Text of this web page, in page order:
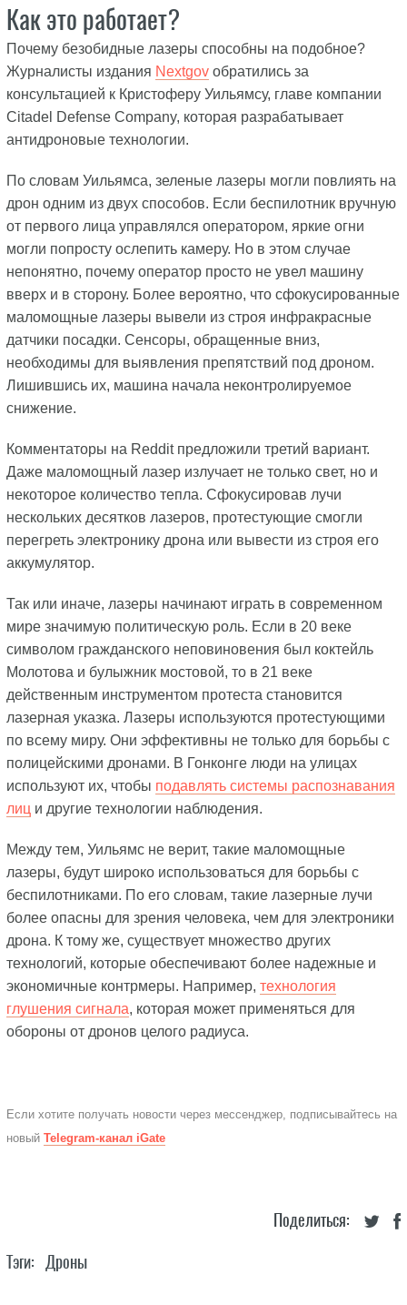
Как это работает?
Почему безобидные лазеры способны на подобное?
Журналисты издания Nextgovобратились за
консультацией к Кристоферу Уильямсу, главе компании
Citadel Defense Company, которая разрабатывает
антидроновые технологии.
По словам Уильямса, зеленые лазеры могли повлиять на
дрон одним из двух способов. Если беспилотник вручную
от первого лица управлялся оператором, яркие огни
могли попросту ослепить камеру. Но в этом случае
непонятно, почему оператор просто не увел машину
вверх и в сторону. Более вероятно, что сфокусированные
маломощные лазеры вывели из строя инфракрасные
датчики посадки. Сенсоры, обращенные вниз,
необходимы для выявления препятствий под дроном.
Лишившись их, машина начала неконтролируемое
снижение.
Комментаторы на Reddit предложили третий вариант.
Даже маломощный лазер излучает не только свет, но и
некоторое количество тепла. Сфокусировав лучи
нескольких десятков лазеров, протестующие смогли
перегреть электронику дрона или вывести из строя его
аккумулятор.
Так или иначе, лазеры начинают играть в современном
мире значимую политическую роль. Если в 20 веке
символом гражданского неповиновения был коктейль
Молотова и булыжник мостовой, то в 21 веке
действенным инструментом протеста становится
лазерная указка. Лазеры используются протестующими
по всему миру. Они эффективны не только для борьбы с
полицейскими дронами. В Гонконге люди на улицах
используют их, чтобы подавлять системы распознавания
лиц и другие технологии наблюдения.
Между тем, Уильямс не верит, такие маломощные
лазеры, будут широко использоваться для борьбы с
беспилотниками. По его словам, такие лазерные лучи
более опасны для зрения человека, чем для электроники
дрона. К тому же, существует множество других
технологий, которые обеспечивают более надежные и
экономичные контрмеры. Например, технология
глушения сигнала, которая может применяться для
обороны от дронов целого радиуса.
Если хотите получать новости через мессенджер, подписывайтесь на
новый Telegram-канал iGate
Поделиться:
Тэги: Дроны